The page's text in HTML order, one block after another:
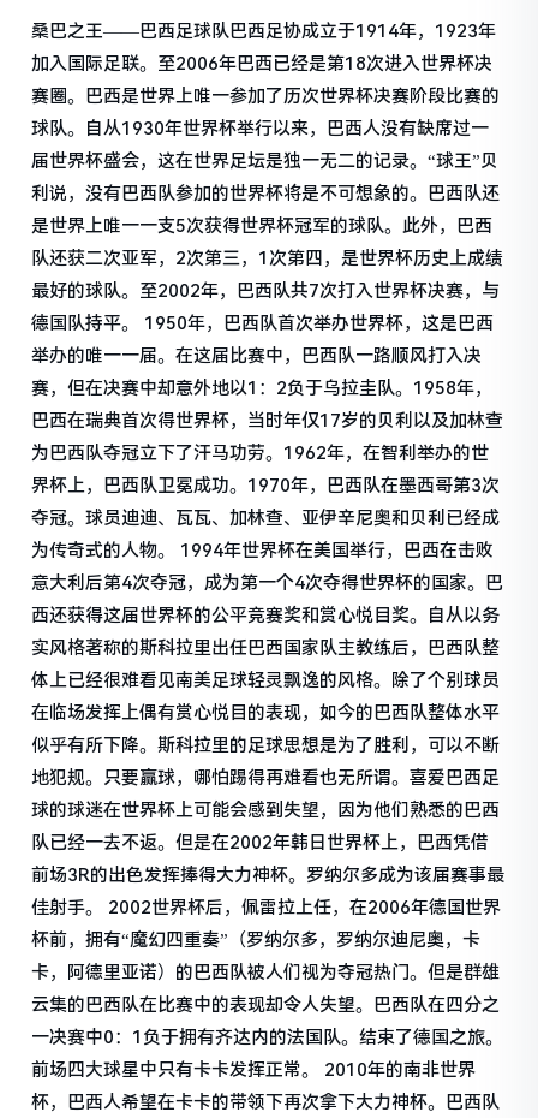
桑巴之王——巴西足球队巴西足协成立于1914年，1923年
加入国际足联。至2006年巴西已经是第18次进入世界杯决
赛圈。巴西是世界上唯一参加了历次世界杯决赛阶段比赛的
球队。自从1930年世界杯举行以来，巴西人没有缺席过一
届世界杯盛会，这在世界足坛是独一无二的记录。“球王”贝
利说，没有巴西队参加的世界杯将是不可想象的。巴西队还
是世界上唯一一支5次获得世界杯冠军的球队。此外，巴西
队还获二次亚军，2次第三，1次第四，是世界杯历史上成绩
最好的球队。至2002年，巴西队共7次打入世界杯决赛，与
德国队持平。 1950年，巴西队首次举办世界杯，这是巴西
举办的唯一一届。在这届比赛中，巴西队一路顺风打入决
赛，但在决赛中却意外地以1：2负于乌拉圭队。1958年，
巴西在瑞典首次得世界杯，当时年仅17岁的贝利以及加林查
为巴西队夺冠立下了汗马功劳。1962年，在智利举办的世
界杯上，巴西队卫冕成功。1970年，巴西队在墨西哥第3次
夺冠。球员迪迪、瓦瓦、加林查、亚伊辛尼奥和贝利已经成
为传奇式的人物。 1994年世界杯在美国举行，巴西在击败
意大利后第4次夺冠，成为第一个4次夺得世界杯的国家。巴
西还获得这届世界杯的公平竞赛奖和赏心悦目奖。自从以务
实风格著称的斯科拉里出任巴西国家队主教练后，巴西队整
体上已经很难看见南美足球轻灵飘逸的风格。除了个别球员
在临场发挥上偶有赏心悦目的表现，如今的巴西队整体水平
似乎有所下降。斯科拉里的足球思想是为了胜利，可以不断
地犯规。只要赢球，哪怕踢得再难看也无所谓。喜爱巴西足
球的球迷在世界杯上可能会感到失望，因为他们熟悉的巴西
队已经一去不返。但是在2002年韩日世界杯上，巴西凭借
前场3R的出色发挥捧得大力神杯。罗纳尔多成为该届赛事最
佳射手。 2002世界杯后，佩雷拉上任，在2006年德国世界
杯前，拥有“魔幻四重奏”（罗纳尔多，罗纳尔迪尼奥，卡
卡，阿德里亚诺）的巴西队被人们视为夺冠热门。但是群雄
云集的巴西队在比赛中的表现却令人失望。巴西队在四分之
一决赛中0：1负于拥有齐达内的法国队。结束了德国之旅。
前场四大球星中只有卡卡发挥正常。 2010年的南非世界
杯，巴西人希望在卡卡的带领下再次拿下大力神杯。巴西队